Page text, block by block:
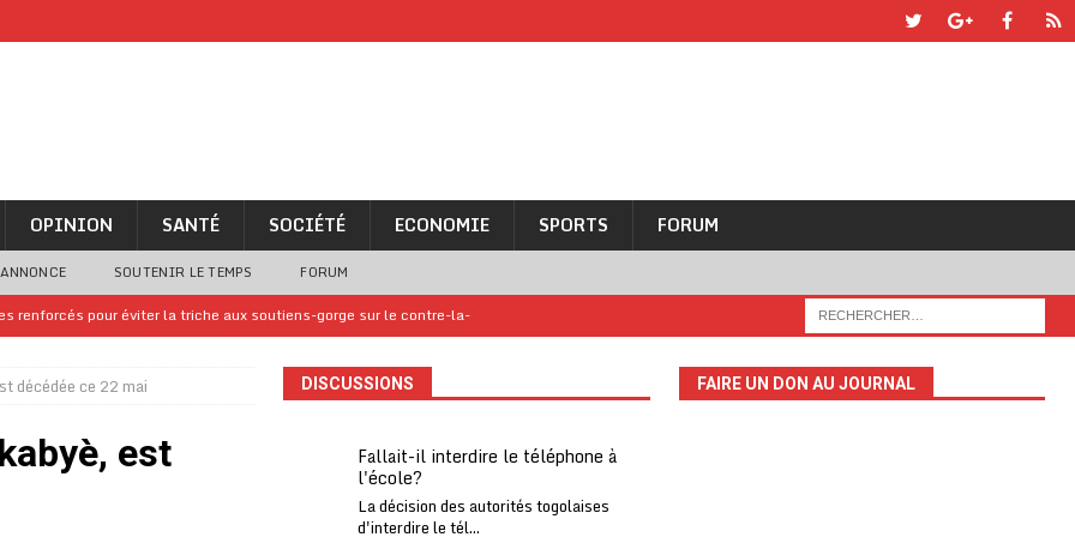
OPINION SANTÉ SOCIÉTÉ ECONOMIE SPORTS FORUM
SOUTENIR LE TEMPS FORUM
renforcés pour éviter la triche aux soutiens-gorge sur le contre-la-
confirme sa présence à la fête nationale
A LA UNE
jours de congés en Grèce
billet de loterie gagnant que son propriétaire avait envoyé à un proche
décédée ce 22 mai
est
DISCUSSIONS
Fallait-il interdire le téléphone à
l'école?
La décision des autorités togolaises
d'interdire le tél...
FAIRE UN DON AU JOURNAL